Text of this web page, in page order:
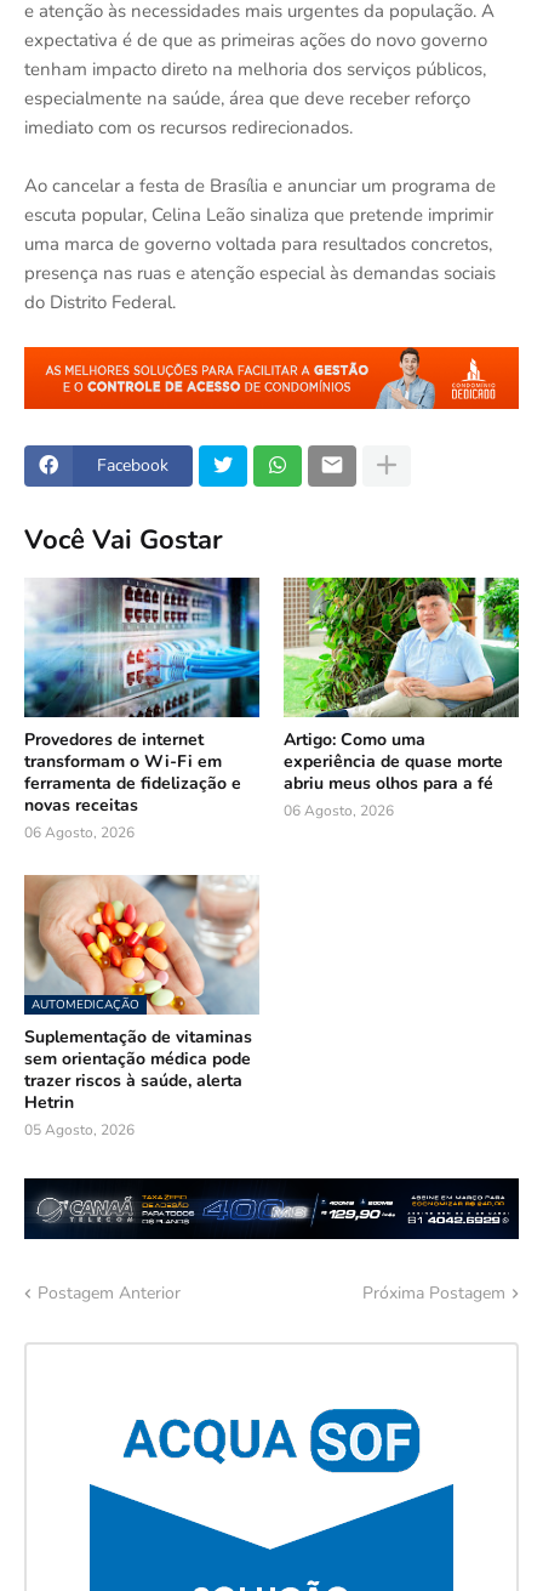
e atenção às necessidades mais urgentes da população. A
expectativa é de que as primeiras ações do novo governo
tenham impacto direto na melhoria dos serviços públicos,
especialmente na saúde, área que deve receber reforço
imediato com os recursos redirecionados.
Ao cancelar a festa de Brasília e anunciar um programa de
escuta popular, Celina Leão sinaliza que pretende imprimir
uma marca de governo voltada para resultados concretos,
presença nas ruas e atenção especial às demandas sociais
do Distrito Federal.
Facebook
Você Vai Gostar
Provedores de internet
transformam o Wi-Fi em
ferramenta de fidelização e
novas receitas
06 Agosto, 2026
Artigo: Como uma
experiência de quase morte
abriu meus olhos para a fé
06 Agosto, 2026
AUTOMEDICAÇÃO
Suplementação de vitaminas
sem orientação médica pode
trazer riscos à saúde, alerta
Hetrin
05 Agosto, 2026
Postagem Anterior Próxima Postagem